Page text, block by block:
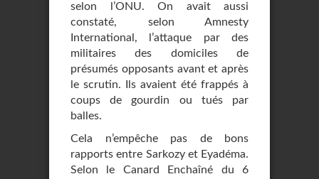
selon l’ONU. On avait aussi
constaté, selon Amnesty
International, l’attaque par des
militaires des domiciles de
présumés opposants avant et après
le scrutin. Ils avaient été frappés à
coups de gourdin ou tués par
balles.
Cela n’empêche pas de bons
rapports entre Sarkozy et Eyadéma.
Selon le Canard Enchaîné du 6